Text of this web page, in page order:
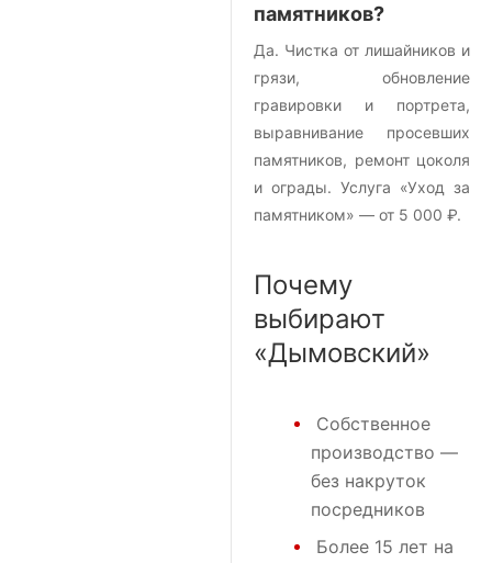
памятников?
Да. Чистка от лишайников и
грязи, обновление
гравировки и портрета,
выравнивание просевших
памятников, ремонт цоколя
и ограды. Услуга «Уход за
памятником» — от 5 000 ₽.
Почему
выбирают
«Дымовский»
Собственное
производство —
без накруток
посредников
Более 15 лет на